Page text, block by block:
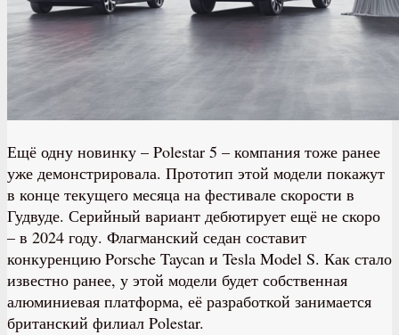
Ещё одну новинку – Polestar 5 – компания тоже ранее
уже демонстрировала. Прототип этой модели покажут
в конце текущего месяца на фестивале скорости в
Гудвуде. Серийный вариант дебютирует ещё не скоро
– в 2024 году. Флагманский седан составит
конкуренцию Porsche Taycan и Tesla Model S. Как стало
известно ранее, у этой модели будет собственная
алюминиевая платформа, её разработкой занимается
британский филиал Polestar.